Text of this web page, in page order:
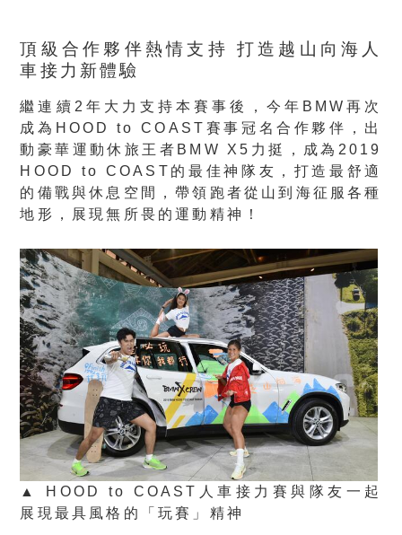
頂級合作夥伴熱情支持 打造越山向海人
車接力新體驗
繼連續2年大力支持本賽事後，今年BMW再次
成為HOOD to COAST賽事冠名合作夥伴，出
動豪華運動休旅王者BMW X5力挺，成為2019
HOOD to COAST的最佳神隊友，打造最舒適
的備戰與休息空間，帶領跑者從山到海征服各種
地形，展現無所畏的運動精神！
▲ HOOD to COAST人車接力賽與隊友一起
展現最具風格的「玩賽」精神